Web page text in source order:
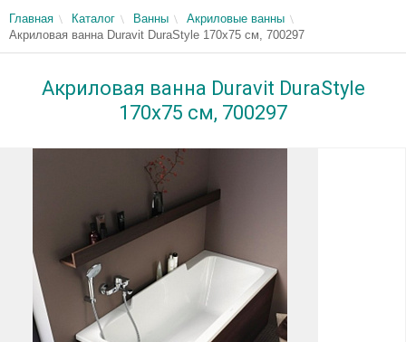
Главная Каталог Ванны
Акриловые ванны
Акриловая ванна Duravit DuraStyle 170х75 см, 700297
Акриловая ванна Duravit DuraStyle
170х75 см, 700297